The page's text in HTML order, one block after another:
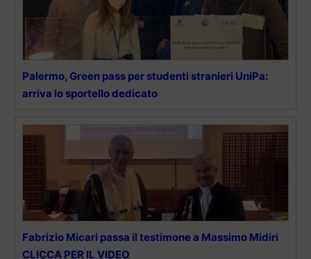
Palermo, Green pass per studenti stranieri UniPa:
arriva lo sportello dedicato
Fabrizio Micari passa il testimone a Massimo Midiri
CLICCA PER IL VIDEO